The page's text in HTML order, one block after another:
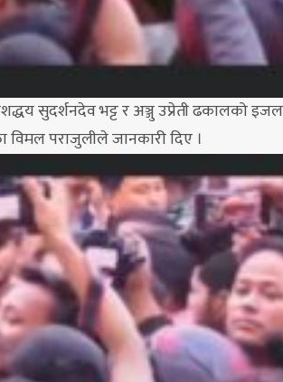
सुदर्शनदेव भट्ट र अञ्जु उप्रेती ढकालको
विमल पराजुलीले जानकारी दिए ।